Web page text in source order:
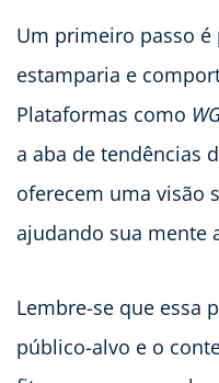
Um primeiro passo
estamparia e
Plataformas como
a aba de tendências
oferecem uma visão
ajudando sua mente
Lembre-se que essa
público-alvo e o